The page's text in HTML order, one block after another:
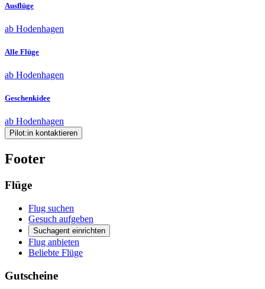
Ausflüge
ab Hodenhagen
Alle Flüge
ab Hodenhagen
Geschenkidee
ab Hodenhagen
Pilot:in kontaktieren
Footer
Flüge
Flug suchen
Gesuch aufgeben
Suchagent einrichten
Flug anbieten
Beliebte Flüge
Gutscheine